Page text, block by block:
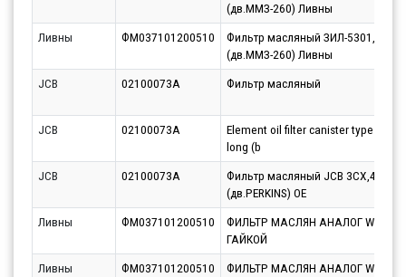
(дв.ММЗ-260) Ливны
Ливны
ФМ037101200510
Фильтр масляный ЗИЛ-5301,МАЗ-
(дв.ММЗ-260) Ливны
JCB
02100073A Фильтр масляный
JCB 02100073A
Element oil filter canister type
long (b
JCB
02100073A
Фильтр масляный JCB 3CX,4CX
(дв.PERKINS) OE
Ливны
ФМ037101200510
ФИЛЬТР МАСЛЯН АНАЛОГ W1374/
ГАЙКОЙ
Ливны
ФМ037101200510
ФИЛЬТР МАСЛЯН АНАЛОГ W1374/